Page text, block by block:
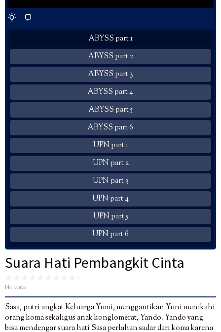
ABYSS part 1
ABYSS part 2
ABYSS part 3
ABYSS part 4
ABYSS part 5
ABYSS part 6
UPN part 1
UPN part 2
UPN part 3
UPN part 4
UPN part 5
UPN part 6
Suara Hati Pembangkit Cinta
No votes
Sasa, putri angkat Keluarga Yumi, menggantikan Yuni menikahi
orang koma sekaligus anak konglomerat, Yando. Yando yang
bisa mendengar suara hati Sasa perlahan sadar dari koma karena